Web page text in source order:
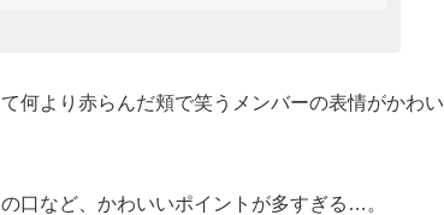
何より赤らんだ頬で笑うメンバーの表情がかわい
口など、かわいいポイントが多すぎる…。